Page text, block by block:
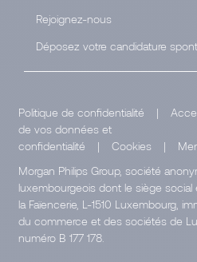
Rejoignez-nous
Déposez votre candidature
Politique de confidentialité |
de vos données et
confidentialité
| Cookies |
Morgan Philips Group, société
luxembourgeois dont le siège
la Faïencerie, L-1510 Luxembourg,
du commerce et des sociétés de
numéro B 177 178.